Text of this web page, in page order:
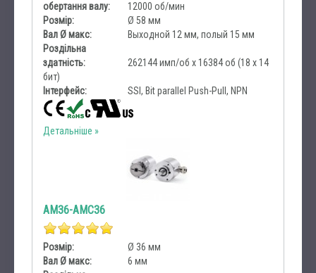
обертання валу:
12000 об/мин
Розмір:
Ø 58 мм
Вал Ø макс:
Выходной 12 мм, полый 15 мм
Роздільна
здатність:
262144 имп/об x 16384 об (18 х 14
бит)
Інтерфейс:
SSI, Bit parallel Push-Pull, NPN
Детальніше
AM36-AMC36
Розмір:
Ø 36 мм
Вал Ø макс:
6 мм